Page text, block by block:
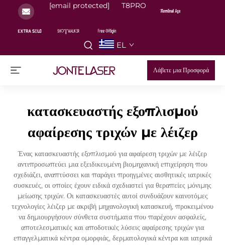
[email protected] T8PRO
EL
Λάβετε μια Προσφορά
κατασκευαστής εξοπλισμού
αφαίρεσης τριχών με λέιζερ
Ένας κατασκευαστής εξοπλισμού για αφαίρεση τριχών με λέιζερ
αντιπροσωπεύει μια εξειδικευμένη βιομηχανική επιχείρηση που
σχεδιάζει, αναπτύσσει και παράγει προηγμένες αισθητικές ιατρικές
συσκευές, οι οποίες έχουν ειδικά σχεδιαστεί για θεραπείες μόνιμης
μείωσης τριχών. Οι κατασκευαστές αυτοί συνδυάζουν καινοτόμες
τεχνολογίες λέιζερ με ακριβή μηχανολογική κατασκευή, προκειμένου
να δημιουργήσουν σύνθετα συστήματα που παρέχουν ασφαλείς,
αποτελεσματικές και αποδοτικές λύσεις αφαίρεσης τριχών για
επαγγελματικά κέντρα ομορφιάς, δερματολογικά κέντρα και ιατρικά